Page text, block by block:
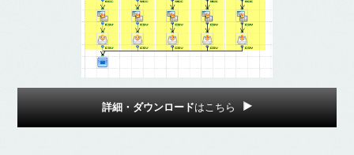
詳細・ダウンロードはこちら